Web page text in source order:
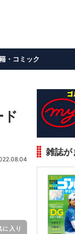
・コミック
に入り
雑誌が